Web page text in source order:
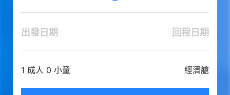
出發日期 回程日期
1 成人 0 小童 經濟艙